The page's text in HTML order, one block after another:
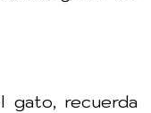
gato, recuerda